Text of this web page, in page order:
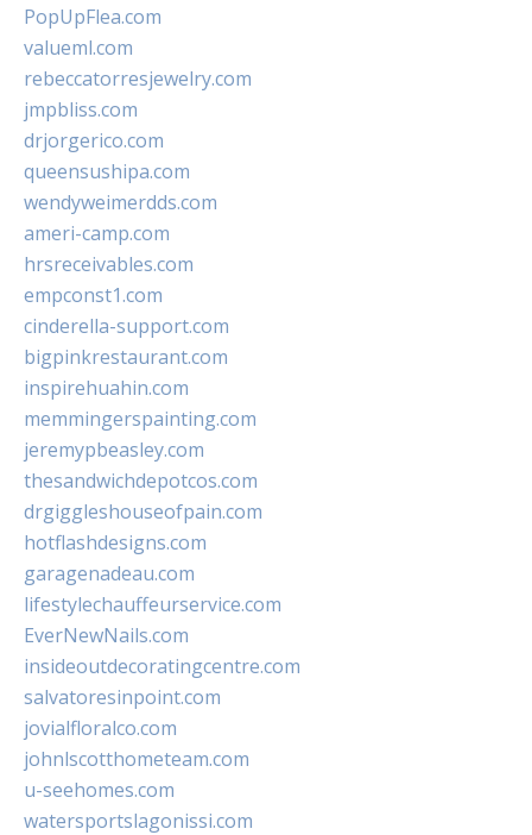
PopUpFlea.com
valueml.com
rebeccatorresjewelry.com
jmpbliss.com
drjorgerico.com
queensushipa.com
wendyweimerdds.com
ameri-camp.com
hrsreceivables.com
empconst1.com
cinderella-support.com
bigpinkrestaurant.com
inspirehuahin.com
memmingerspainting.com
jeremypbeasley.com
thesandwichdepotcos.com
drgiggleshouseofpain.com
hotflashdesigns.com
garagenadeau.com
lifestylechauffeurservice.com
EverNewNails.com
insideoutdecoratingcentre.com
salvatoresinpoint.com
jovialfloralco.com
johnlscotthometeam.com
u-seehomes.com
watersportslagonissi.com